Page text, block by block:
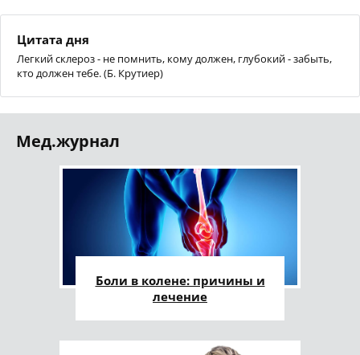
Цитата дня
Легкий склероз - не помнить, кому должен, глубокий - забыть,
кто должен тебе. (Б. Крутиер)
Мед.журнал
Боли в колене: причины и
лечение